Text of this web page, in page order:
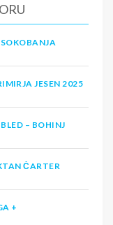
JESEN 2025
– BOHINJ
ČARTER
+